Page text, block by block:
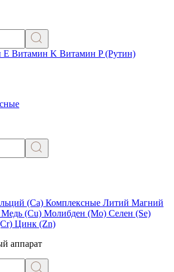
E Витамин K Витамин P (Рутин)
(Са) Комплексные Литий Магний
Медь (Сu) Молибден (Мо) Селен (Se)
Цинк (Zn)
аппарат